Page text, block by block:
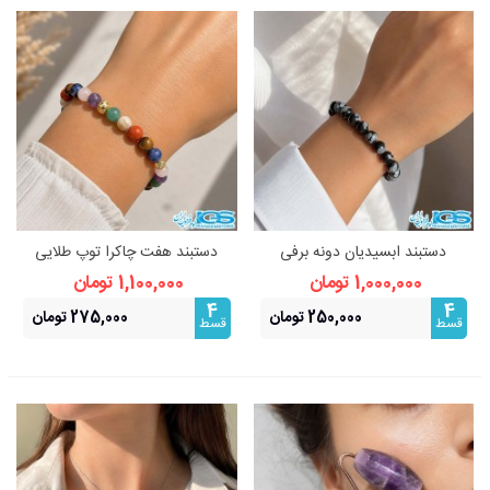
دستبند ابسیدیان دونه برفی
مکرومه بافی
1,000,000 تومان
4
قسط 250,000 تومان
دستبند هفت چاکرا توپ طلایی
قفل استیل
1,100,000 تومان
4
قسط 275,000 تومان